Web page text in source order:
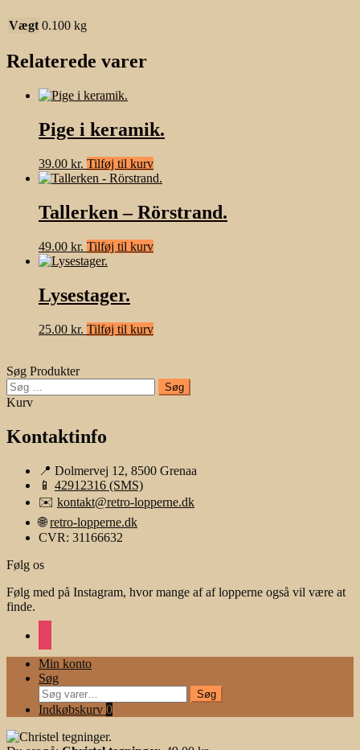
Vægt 0.100 kg
Relaterede varer
Pige i keramik.
39.00 kr. Tilføj til kurv
Tallerken – Rörstrand.
49.00 kr. Tilføj til kurv
Lysestager.
25.00 kr. Tilføj til kurv
Søg Produkter
Søg
efter:
Kurv
Kontaktinfo
📍 Dolmervej 12, 8500 Grenaa
📱 42912316 (SMS)
✉️ kontakt@retro-lopperne.dk
🌐retro-lopperne.dk
CVR: 31166632
Følg os
Følg med på Instagram, hvor mange af af lopperne også vil være at
finde.
Min konto
Søg
Søg
efter:
Søg
Indkøbskurv 0